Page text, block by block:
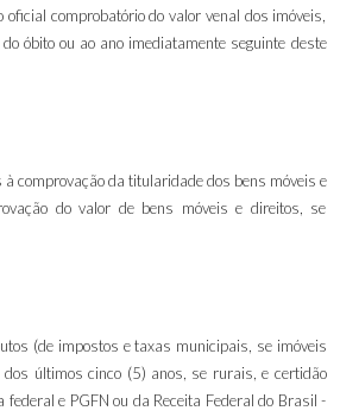
oficial comprobatório do valor venal dos imóveis,
óbito ou ao ano imediatamente seguinte deste
comprovação da titularidade dos bens móveis e
do valor de bens móveis e direitos, se
(de impostos e taxas municipais, se imóveis
dos últimos cinco (5) anos, se rurais, e certidão
federal e PGFN ou da Receita Federal do Brasil -